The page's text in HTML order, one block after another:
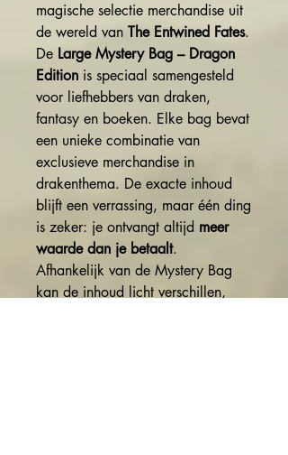
magische selectie merchandise uit
de wereld van The Entwined Fates.
De Large Mystery Bag – Dragon
Edition is speciaal samengesteld
voor liefhebbers van draken,
fantasy en boeken. Elke bag bevat
een unieke combinatie van
exclusieve merchandise in
drakenthema. De exacte inhoud
blijft een verrassing, maar één ding
is zeker: je ontvangt altijd meer
waarde dan je betaalt.
Afhankelijk van de Mystery Bag
kan de inhoud licht verschillen,